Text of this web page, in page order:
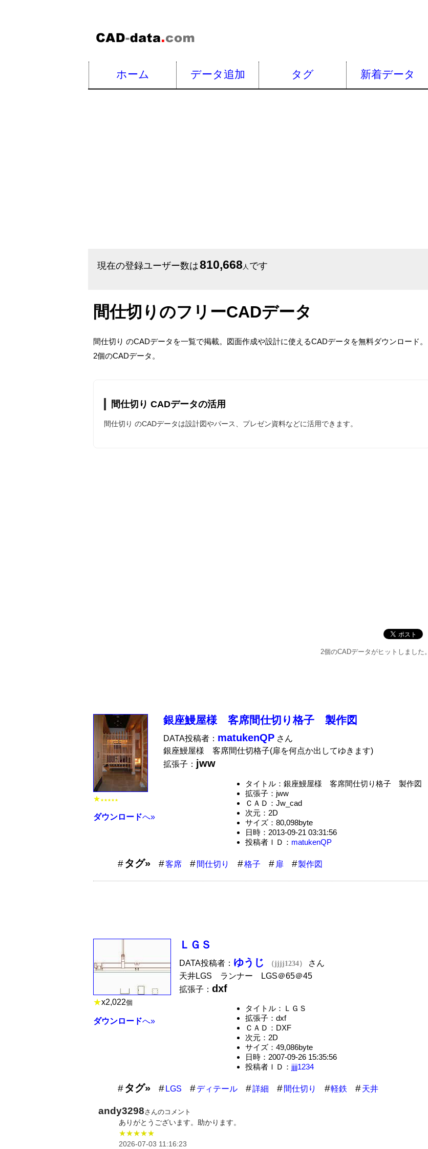
ホーム データ追加 タグ 新着データ
現在の登録ユーザー数は810,668 人 です
間仕切りのフリーCADデータ
間仕切り のCADデータを一覧で掲載。図面作成や設計に使えるCADデータを無料ダウンロード。
2個のCADデータ。
間仕切り CADデータの活用
間仕切り のCADデータは設計図やパース、プレゼン資料などに活用できます。
2個のCADデータがヒットしました。
★ ★★★★★
ダウンロードへ»
銀座鰻屋様 客席間仕切り格子 製作図
DATA投稿者： matukenQP さん
銀座鰻屋様 客席間仕切格子(扉を何点か出してゆきます)
拡張子： jww
タイトル：銀座鰻屋様 客席間仕切り格子 製作図
拡張子：jww
ＣＡＤ：Jw_cad
次元：2D
サイズ：80,098byte
日時：2013-09-21 03:31:56
投稿者ＩＤ： matukenQP
タグ» 客席 間仕切り 格子 扉 製作図
★x2,022個
ダウンロードへ»
ＬＧＳ
DATA投稿者： ゆうじ （jjjj1234）
さん
天井LGS ランナー LGS＠65＠45
拡張子： dxf
タイトル：ＬＧＳ
拡張子：dxf
ＣＡＤ：DXF
次元：2D
サイズ：49,086byte
日時：2007-09-26 15:35:56
投稿者ＩＤ： jjjj1234
タグ» LGS ディテール 詳細 間仕切り 軽鉄 天井
andy3298さんのコメント
ありがとうございます。助かります。
★★★★★
2026-07-03 11:16:23